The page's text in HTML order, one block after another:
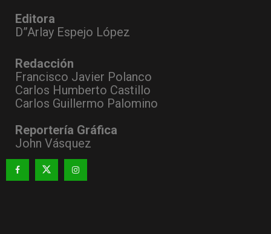
Editora
D”Arlay Espejo López
Redacción
Francisco Javier Polanco
Carlos Humberto Castillo
Carlos Guillermo Palomino
Reportería Gráfica
John Vásquez